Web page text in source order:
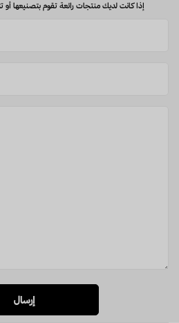
إذا كانت لديك منتجات رائعة تقوم بتصنيعها أو